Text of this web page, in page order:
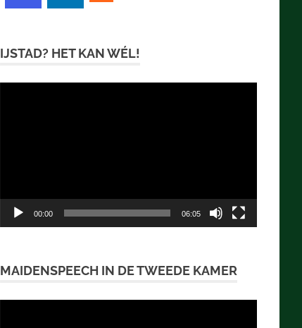
IJSTAD? HET KAN WÉL!
00:00 06:05
MAIDENSPEECH IN DE TWEEDE KAMER